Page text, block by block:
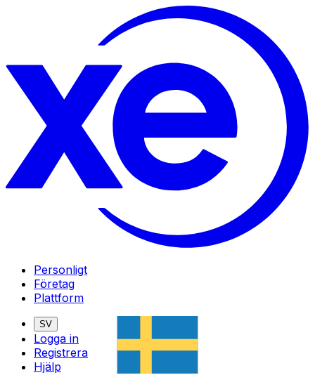
Personligt
Företag
Plattform
SV
Logga in
Registrera
Hjälp